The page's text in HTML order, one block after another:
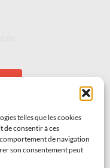
telles que les cookies
de consentir à ces
de navigation
son consentement peut